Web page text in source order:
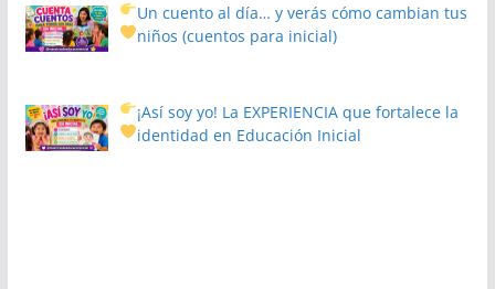
Un cuento al día… y verás cómo cambian tus
niños(cuentos para inicial)
¡Así soy yo! La EXPERIENCIA que fortalece la
identidad en Educación Inicial